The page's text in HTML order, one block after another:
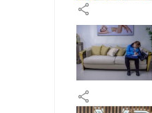
share
share